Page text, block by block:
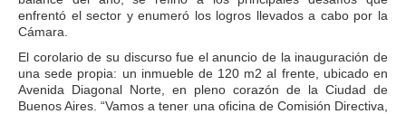
enfrentó el sector y enumeró los logros llevados a cabo por la
Cámara.
El corolario de su discurso fue el anuncio de la inauguración de
una sede propia: un inmueble de 120 m2 al frente, ubicado en
Avenida Diagonal Norte, en pleno corazón de la Ciudad de
Buenos Aires. “Vamos a tener una oficina de Comisión Directiva,